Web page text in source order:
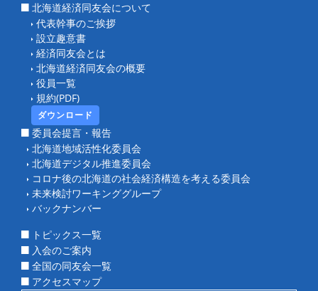
北海道経済同友会について
代表幹事のご挨拶
設立趣意書
経済同友会とは
北海道経済同友会の概要
役員一覧
規約(PDF)
ダウンロード
委員会提言・報告
北海道地域活性化委員会
北海道デジタル推進委員会
コロナ後の北海道の社会経済構造を考える委員会
未来検討ワーキンググループ
バックナンバー
トピックス一覧
入会のご案内
全国の同友会一覧
アクセスマップ